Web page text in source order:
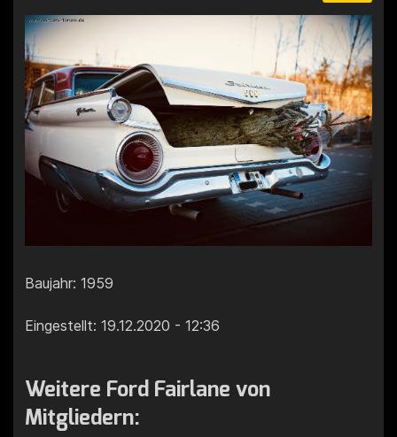
Baujahr: 1959
Eingestellt: 19.12.2020 - 12:36
Weitere Ford Fairlane von
Mitgliedern: